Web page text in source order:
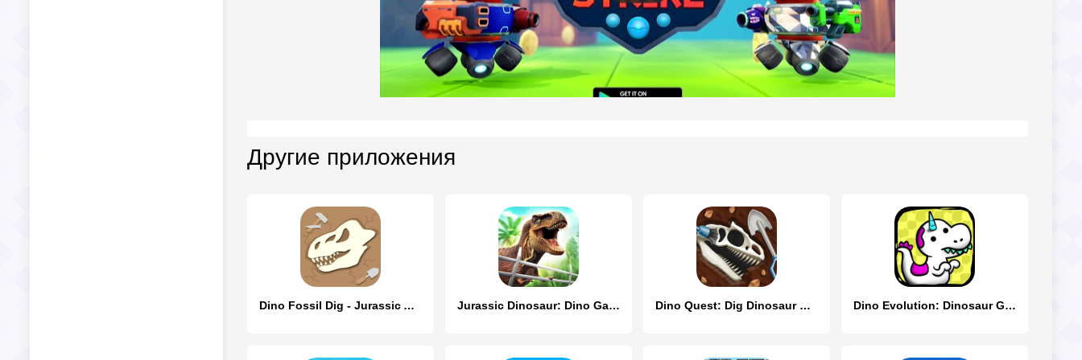
Другие приложения
Dino Fossil Dig - Jurassic Adv Jurassic Dinosaur: Dino Game Dino Quest: Dig Dinosaur Game Dino Evolution: Dinosaur Game